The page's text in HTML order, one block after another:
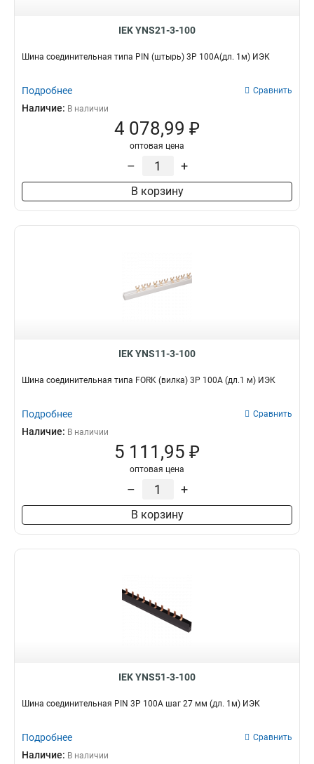
IEK YNS21-3-100
Шина соединительная типа PIN (штырь) 3Р 100А(дл. 1м) ИЭК
Подробнее Сравнить
Наличие: В наличии
4 078,99 ₽
оптовая цена
– +
В корзину
IEK YNS11-3-100
Шина соединительная типа FORK (вилка) 3Р 100А (дл.1 м) ИЭК
Подробнее Сравнить
Наличие: В наличии
5 111,95 ₽
оптовая цена
– +
В корзину
IEK YNS51-3-100
Шина соединительная PIN 3Р 100А шаг 27 мм (дл. 1м) ИЭК
Подробнее Сравнить
Наличие: В наличии